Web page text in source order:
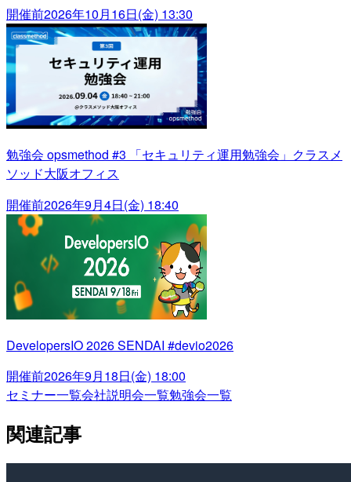
開催前2026年10月16日(金) 13:30
勉強会 opsmethod #3 「セキュリティ運用勉強会」クラスメ
ソッド大阪オフィス
開催前2026年9月4日(金) 18:40
DevelopersIO 2026 SENDAI #devio2026
開催前2026年9月18日(金) 18:00
セミナー一覧会社説明会一覧勉強会一覧
関連記事